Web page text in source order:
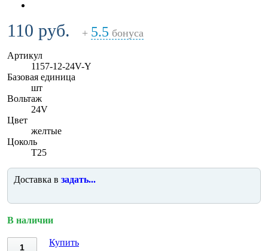
110 руб. + 5.5 бонуса
Артикул
1157-12-24V-Y
Базовая единица
шт
Вольтаж
24V
Цвет
желтые
Цоколь
T25
Доставка в задать...
В наличии
Купить